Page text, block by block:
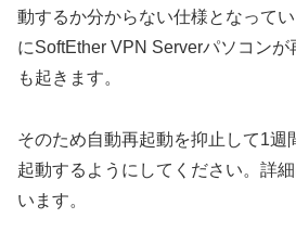
動するか分からない仕様となって
にSoftEther VPN Serverパソコン
も起きます。
そのため自動再起動を抑止して1週
起動するようにしてください。詳
います。